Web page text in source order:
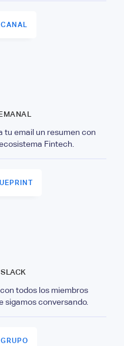
tu email un resumen con
Fintech.
todos los miembros
sigamos conversando.